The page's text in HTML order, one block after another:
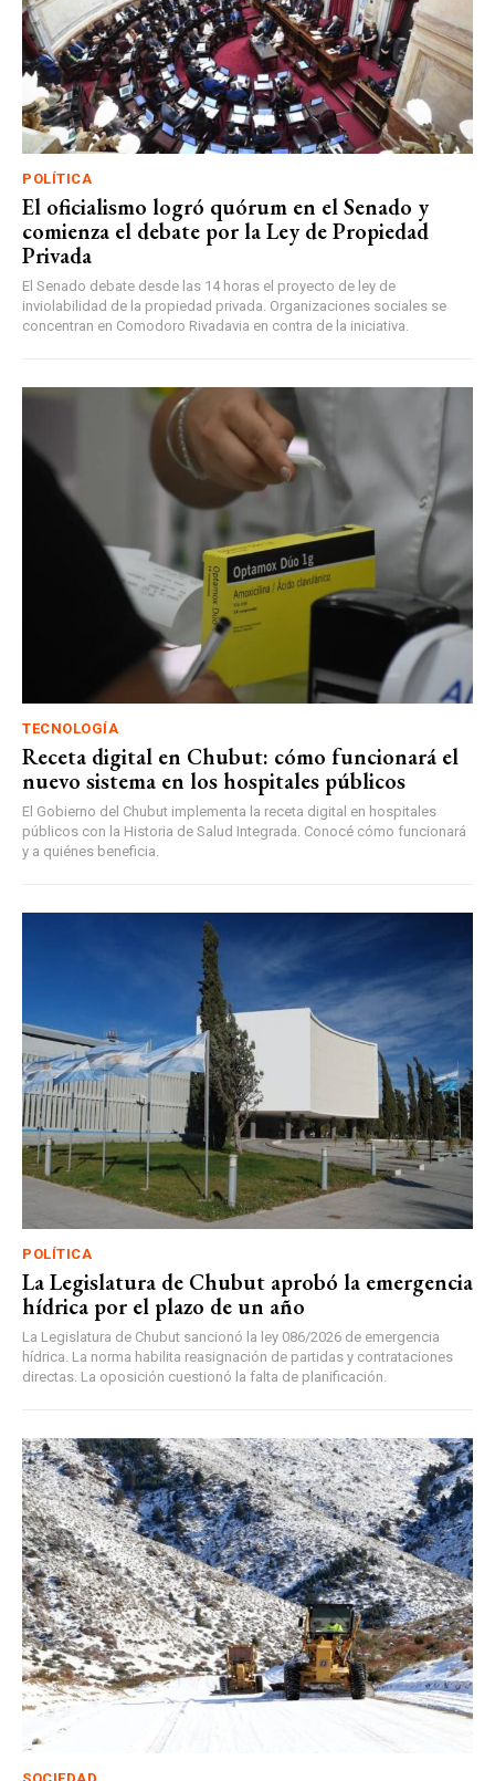
POLÍTICA
El oficialismo logró quórum en el Senado y
comienza el debate por la Ley de Propiedad
Privada
El Senado debate desde las 14 horas el proyecto de ley de
inviolabilidad de la propiedad privada. Organizaciones sociales se
concentran en Comodoro Rivadavia en contra de la iniciativa.
TECNOLOGÍA
Receta digital en Chubut: cómo funcionará el
nuevo sistema en los hospitales públicos
El Gobierno del Chubut implementa la receta digital en hospitales
públicos con la Historia de Salud Integrada. Conocé cómo funcionará
y a quiénes beneficia.
POLÍTICA
La Legislatura de Chubut aprobó la emergencia
hídrica por el plazo de un año
La Legislatura de Chubut sancionó la ley 086/2026 de emergencia
hídrica. La norma habilita reasignación de partidas y contrataciones
directas. La oposición cuestionó la falta de planificación.